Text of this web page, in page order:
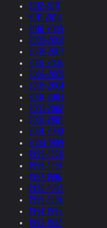
2012-2011
2011-2010
2010-2009
2009-2008
2008-2007
2007-2006
2006-2005
2005-2004
2004-2003
2003-2002
2002-2001
2001-2000
2000-1999
1999-1998
1998-1997
1997-1996
1996-1995
1995-1994
1994-1993
1993-1992